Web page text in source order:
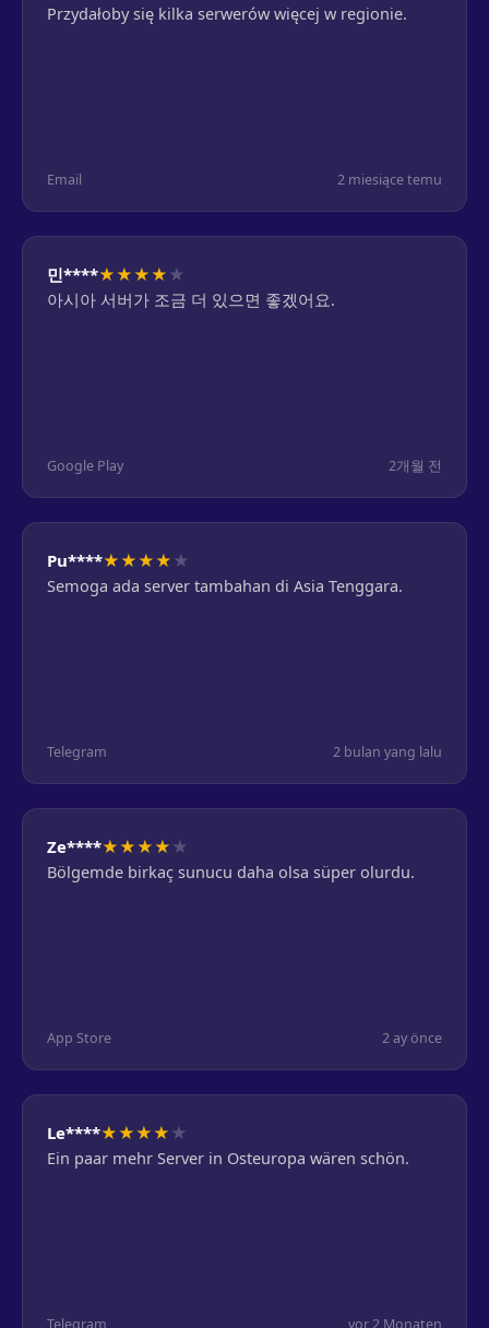
Przydałoby się kilka serwerów więcej w regionie.
Email 2 miesiące temu
민****★★★★ ★
아시아 서버가 조금 더 있으면 좋겠어요.
Google Play 2개월 전
Pu****★★★★ ★
Semoga ada server tambahan di Asia Tenggara.
Telegram 2 bulan yang lalu
Ze****★★★★ ★
Bölgemde birkaç sunucu daha olsa süper olurdu.
App Store 2 ay önce
Le****★★★★ ★
Ein paar mehr Server in Osteuropa wären schön.
Telegram vor 2 Monaten